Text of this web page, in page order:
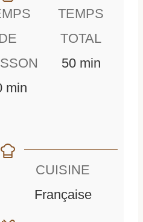
m
u
min
TEMPS
TOTAL
50m
t
e
min
CUISINE
Française